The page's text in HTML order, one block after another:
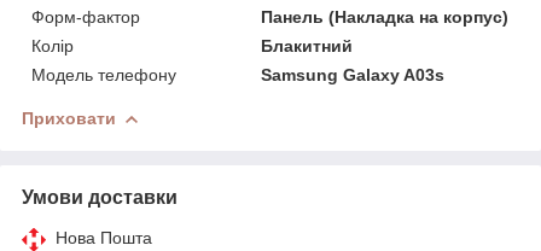
Форм-фактор
Панель (Накладка на корпус)
Колір
Блакитний
Модель телефону
Samsung Galaxy A03s
Приховати
Умови доставки
Нова Пошта